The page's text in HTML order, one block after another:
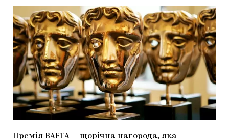
КОЛОНКИ
СПЕЦПРОЄКТИ
THE UKRAINIAN PAVILION AT VENICE BIENNALE
2022
МАРІУПОЛЬСЬКІ МАРГІНАЛІЇ
ДОСЛІДНИЦЬКА ПЛАТФОРМА
Премія BAFTA — щорічна нагорода, яка